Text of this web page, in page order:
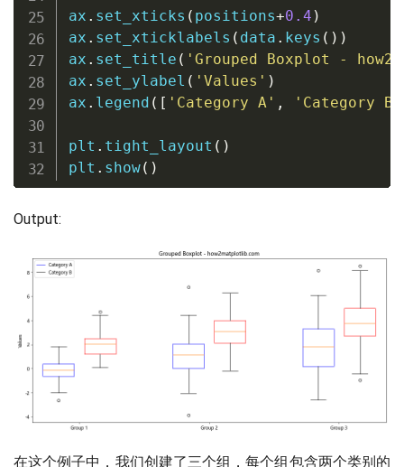
ax . set_xticks ( positions+0.4 )
ax . set_xticklabels ( data . keys ( ) )
ax . set_title ( 'Grouped Boxplot -
ax . set_ylabel ( 'Values' )
ax . legend ( [ 'Category A' , 'Category B'
plt . tight_layout ( )
plt . show( )
Output:
在这个例子中，我们创建了三个组，每个组包含两个类别的